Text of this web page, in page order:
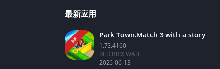
最新应用
新的
Park Town:Match 3 with a story
1.73.4160
RED BRIX WALL
2026-06-13